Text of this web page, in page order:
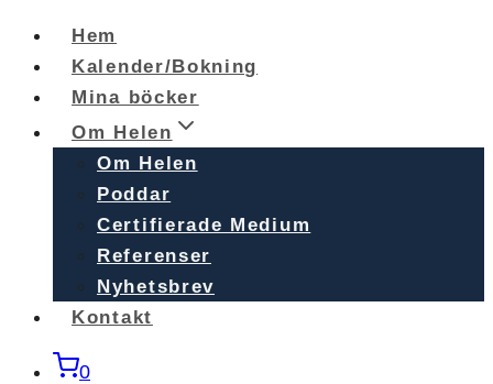
Skip
content
Hem
Kalender/Bokning
Mina böcker
Om Helen
Om Helen
Poddar
Certifierade Medium
Referenser
Nyhetsbrev
Kontakt
0